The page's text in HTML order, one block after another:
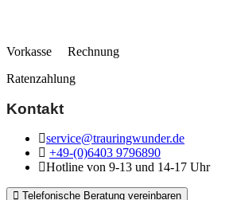
Vorkasse Rechnung
Ratenzahlung
Kontakt
service@trauringwunder.de
+49-(0)6403 9796890
Hotline von 9-13 und 14-17 Uhr
Telefonische Beratung vereinbaren